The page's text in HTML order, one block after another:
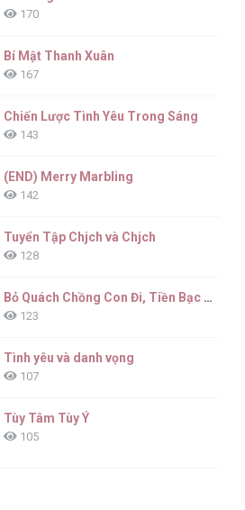
170
Bí Mật Thanh Xuân
167
Chiến Lược Tình Yêu Trong Sáng
143
(END) Merry Marbling
142
Tuyển Tập Chjch và Chjch
128
Bỏ Quách Chồng Con Đi, Tiền Bạc Mới Là Tất Cả
123
Tình yêu và danh vọng
107
Tùy Tâm Tùy Ý
105